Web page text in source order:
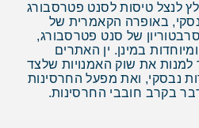
לנצל טיסות לסנט פטרסבורג
באופרה הקאמרית של
של סנט פטרסבורג,
במינן. ין האתרים
למנות את שוק האמנויות שלצד
נבסקי, ואת מפעל החרסינות
בקרב חובבי החרסינות.